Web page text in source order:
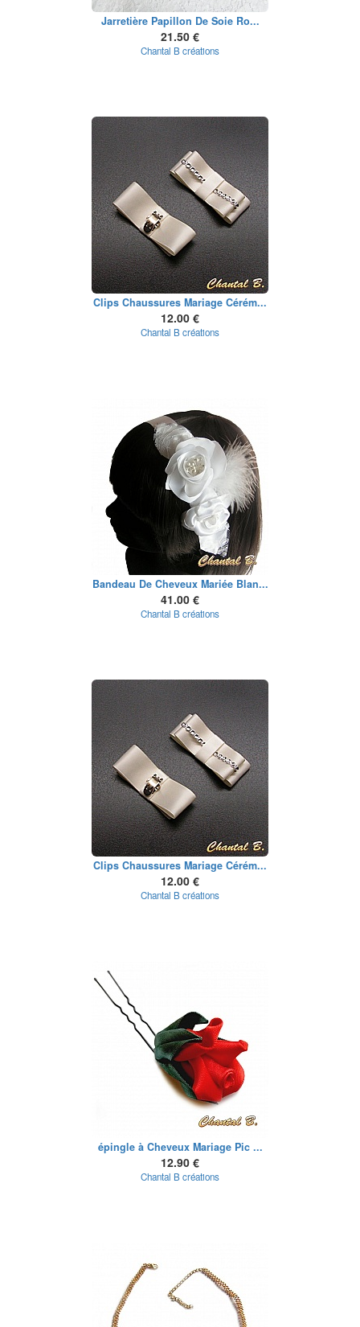
Jarretière Papillon De Soie Ro...
21.50 €
Chantal B créations
Clips Chaussures Mariage Cérém...
12.00 €
Chantal B créations
Bandeau De Cheveux Mariée Blan...
41.00 €
Chantal B créations
Clips Chaussures Mariage Cérém...
12.00 €
Chantal B créations
épingle à Cheveux Mariage Pic ...
12.90 €
Chantal B créations